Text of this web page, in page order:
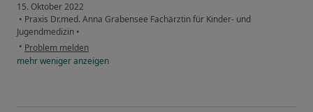
15. Oktober 2022
• Praxis Dr.med. Anna Grabensee Fachärztin für Kinder- und
Jugendmedizin •
• Problem melden
mehrwenigeranzeigen